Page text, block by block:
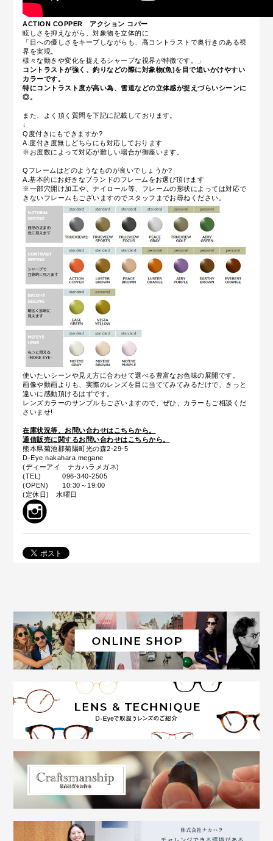
ACTION COPPER アクション コパー
眩しさを抑えながら、対象物を立体的に
「目への優しさをキープしながらも、高コントラストで奥行きのある視
界を実現。
様々な動きや変化を捉えるシャープな視界が特徴です。」
コントラストが強く、釣りなどの際に対象物(魚)を目で追いかけやすい
カラーです。
特にコントラスト度が高い為、雪道などの立体感が捉えづらいシーンに
◎。
また、よく頂く質問を下記に記載しております。
↓
Q度付きにもできますか?
A.度付き度無しどちらにも対応しております
※お度数によって対応が難しい場合が御座います。
Qフレームはどのようなものが良いでしょうか?
A.基本的にお好きなブランドのフレームをお選び頂けます
※一部穴開け加工や、ナイロール等、フレームの形状によっては対応で
きないフレームもございますのでスタッフまでお尋ねください。
使いたいシーンや見え方に合わせて選べる豊富なお色味の展開です。
画像や動画よりも、実際のレンズを目に当ててみてみるだけで、きっと
違いに感動頂けるはずです。
レンズカラーのサンプルもございますので、ぜひ、カラーもご相談くだ
さいませ!
在庫状況等、お問い合わせはこちらから。
通信販売に関するお問い合わせはこちらから。
熊本県菊池郡菊陽町光の森2-29-5
D-Eye nakahara megane
(ディーアイ ナカハラメガネ)
(TEL) 096-340-2505
(OPEN) 10:30～19:00
(定休日) 水曜日